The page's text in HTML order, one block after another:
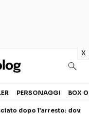
x
PERSONAGGI BOX
dopo l’arresto: